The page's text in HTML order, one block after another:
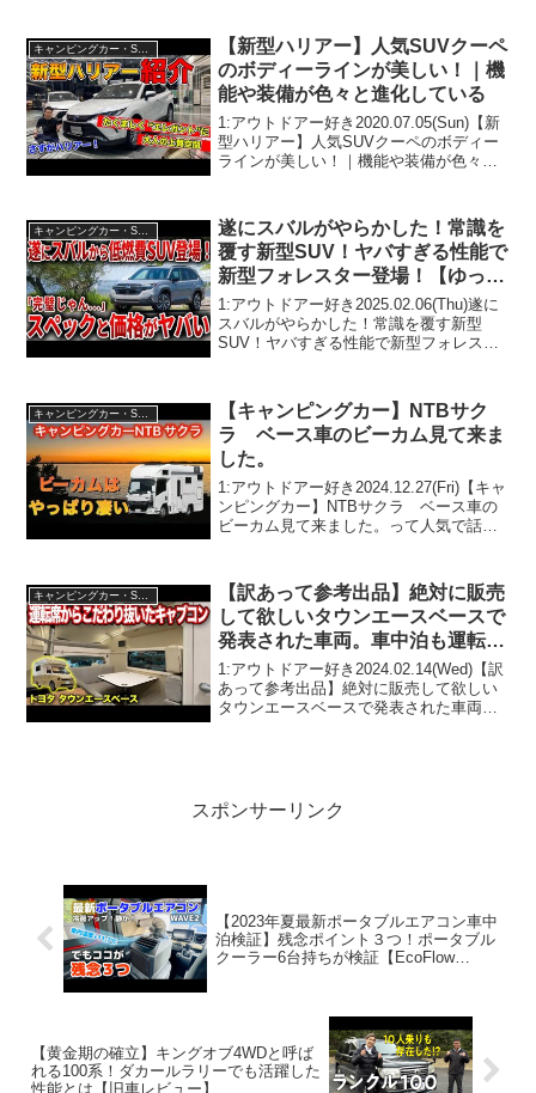
【新型ハリアー】人気SUVクーペ
のボディーラインが美しい！｜機
能や装備が色々と進化している
1:アウトドアー好き2020.07.05(Sun)【新
型ハリアー】人気SUVクーペのボディー
ラインが美しい！｜機能や装備が色々と
2020.07.05(Sun)この動画は...
キャンピングカー・SUV人気車種
遂にスバルがやらかした！常識を
覆す新型SUV！ヤバすぎる性能で
新型フォレスター登場！【ゆっく
り解説】
1:アウトドアー好き2025.02.06(Thu)遂に
スバルがやらかした！常識を覆す新型
SUV！ヤバすぎる性能で新型フォレスタ
ドアー好き2025.02.06(Thu)...
【キャンピングカー】NTBサク
ラ ベース車のビーカム見て来ま
した。
1:アウトドアー好き2024.12.27(Fri)【キャ
ンピングカー】NTBサクラ ベース車の
ビーカム見て来ました。って人気で話題
す！3:アウトドア...
キャンピングカー・SUV人気車種
【訳あって参考出品】絶対に販売
して欲しいタウンエースベースで
発表された車両。車中泊も運転も
楽しくなるキャンピングカー【#
ダイレクトカーズ】
1:アウトドアー好き2024.02.14(Wed)【訳
あって参考出品】絶対に販売して欲しい
タウンエースベースで発表された車両。
スポンサーリンク
【2023年夏最新ポータブルエアコン車中
泊検証】残念ポイント３つ！ポータブル
クーラー6台持ちが検証【EcoFlow
【黄金期の確立】キングオブ4WDと呼ば
れる100系！ダカールラリーでも活躍した
性能とは【旧車レビュー】